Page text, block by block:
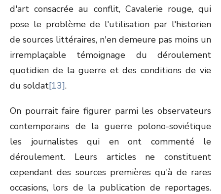
d'art consacrée au conflit, Cavalerie rouge, qui
pose le problème de l'utilisation par l'historien
de sources littéraires, n'en demeure pas moins un
irremplaçable témoignage du déroulement
quotidien de la guerre et des conditions de vie
du soldat[13].
On pourrait faire figurer parmi les observateurs
contemporains de la guerre polono-soviétique
les journalistes qui en ont commenté le
déroulement. Leurs articles ne constituent
cependant des sources premières qu'à de rares
occasions, lors de la publication de reportages.